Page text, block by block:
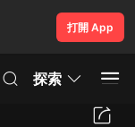
打開 App
探索